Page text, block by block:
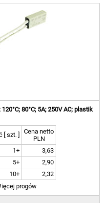
80°C; 5A; 250V AC; plastik
[ szt. ]
Cena netto
PLN
1+
3,63
5+
2,90
10+
2,32
progów